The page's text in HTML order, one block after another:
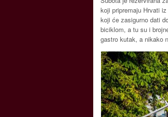
koji pripremaju Hrvati
koji će zasigurno dati
biciklom, a tu su i
gastro kutak, a nikako